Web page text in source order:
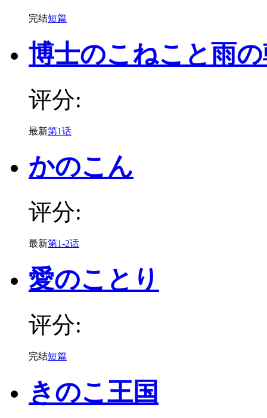
完结短篇
博士のこねこと雨
评分:
最新第1话
かのこん
评分:
最新第1-2话
愛のことり
评分:
完结短篇
きのこ王国